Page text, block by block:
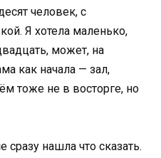
человек, с
Я хотела маленько,
может, на
как начала — зал,
тоже не в восторге, но
сразу нашла что сказать.